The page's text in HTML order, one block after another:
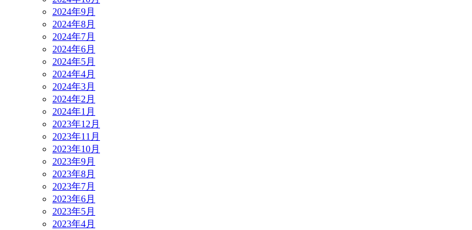
2024年9月
2024年8月
2024年7月
2024年6月
2024年5月
2024年4月
2024年3月
2024年2月
2024年1月
2023年12月
2023年11月
2023年10月
2023年9月
2023年8月
2023年7月
2023年6月
2023年5月
2023年4月